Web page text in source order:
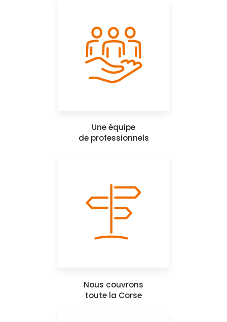
Une équipe
de professionnels
Nous couvrons
toute la Corse